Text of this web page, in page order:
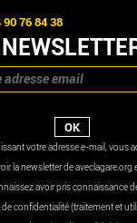
90 76 84 38
votre adresse e-mail, vous
la newsletter de aveclagare.org
avoir pris connaissance
confidentialité (traitement et